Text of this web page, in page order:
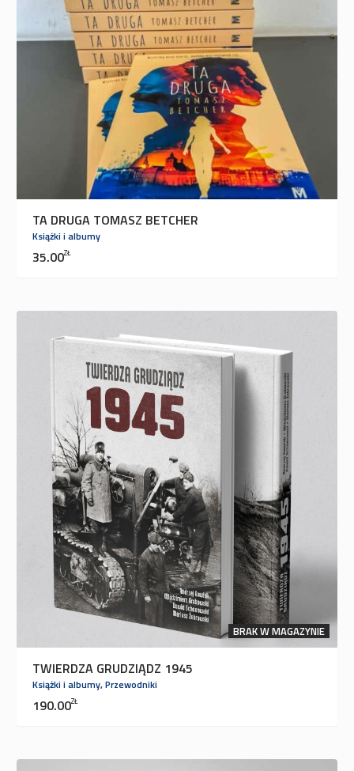
TA DRUGA TOMASZ BETCHER
Książki i albumy
35.00ZŁ
BRAK W MAGAZYNIE
TWIERDZA GRUDZIĄDZ 1945
Książki i albumy,Przewodniki
190.00ZŁ